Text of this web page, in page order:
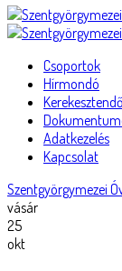
Csoportok
Hírmondó
Kerekesztendő
Adatkezelés
Kapcsolat
Szentgyörgymezei
vásár
25
okt